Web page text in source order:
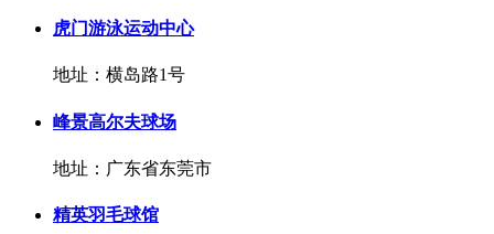
虎门游泳运动中心
地址：横岛路1号
峰景高尔夫球场
地址：广东省东莞市
精英羽毛球馆